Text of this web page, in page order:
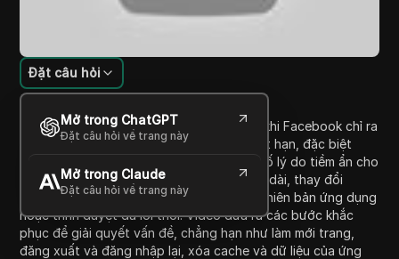
Giới thiệu nội dung
Đặt câu hỏi
Mở trong ChatGPT
Đặt câu hỏi về trang này
Mở trong Claude
Đặt câu hỏi về trang này
Video này cung cấp giải thích về ý nghĩa khi Facebook chỉ ra
rằng phiên làm việc của người dùng đã hết hạn, đặc biệt
trên các thiết bị Android. Nó nêu rõ một số lý do tiềm ẩn cho
lỗi này, bao gồm sự không hoạt động kéo dài, thay đổi
trong cài đặt bảo mật của Facebook và phiên bản ứng dụng
hoặc trình duyệt đã lỗi thời. Video đưa ra các bước khắc
phục để giải quyết vấn đề, chẳng hạn như làm mới trang,
đăng xuất và đăng nhập lại, xóa cache và dữ liệu của ứng